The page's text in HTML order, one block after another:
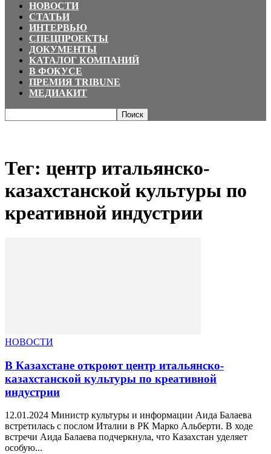
НОВОСТИ
СТАТЬИ
ИНТЕРВЬЮ
СПЕЦПРОЕКТЫ
ДОКУМЕНТЫ
КАТАЛОГ КОМПАНИЙ
В ФОКУСЕ
ПРЕМИЯ TRIBUNE
МЕДИАКИТ
Тег: центр итальянско-
казахстанской культуры по
креативной индустрии
НОВОСТИ
В Казахстане откроют центр итальянско-
казахстанской культуры по креативной
индустрии
12.01.2024 Министр культуры и информации Аида Балаева
встретилась с послом Италии в РК Марко Альберти. В ходе
встречи Аида Балаева подчеркнула, что Казахстан уделяет
особую...